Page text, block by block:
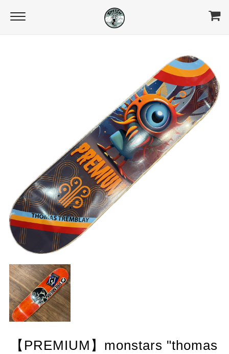
【PREMIUM】monstars "thomas